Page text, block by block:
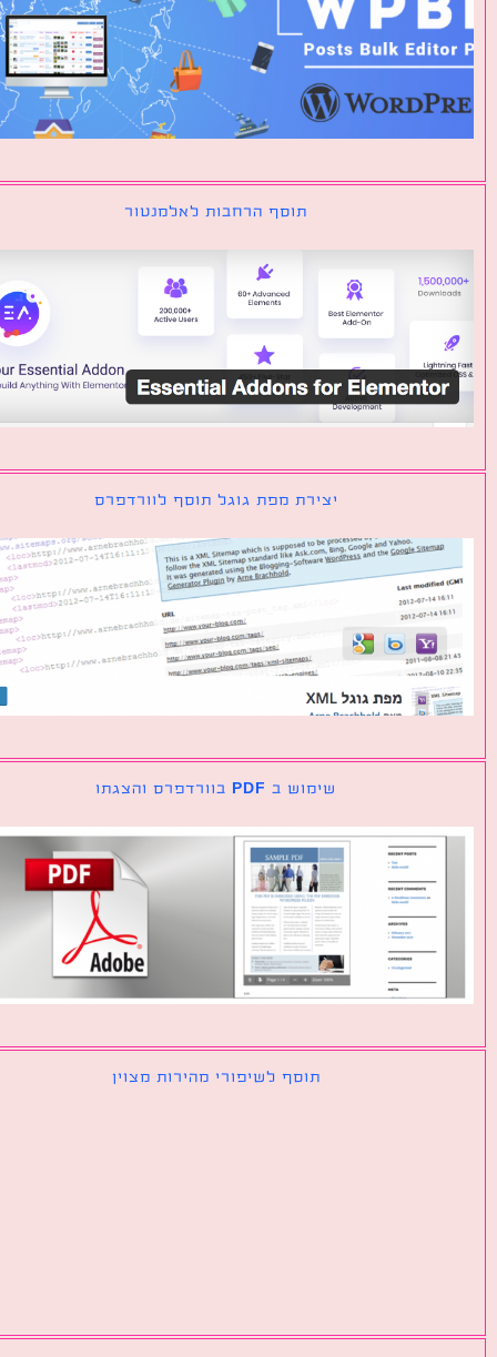
תוסף הרחבות לאלמנטור
יצירת מפת גוגל תוסף לוורדפרס
שימוש ב PDF בוורדפרס והצגתו
תוסף לשיפורי מהירות מצוין